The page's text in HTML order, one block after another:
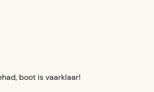
boot is vaarklaar!